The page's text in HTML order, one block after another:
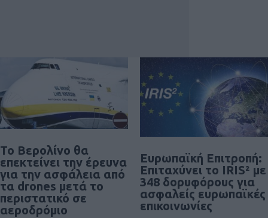
Το Βερολίνο θα
επεκτείνει την έρευνα
για την ασφάλεια από
τα drones μετά το
περιστατικό σε
αεροδρόμιο
Ευρωπαϊκή Επιτροπή:
Επιταχύνει το IRIS² με
348 δορυφόρους για
ασφαλείς ευρωπαϊκές
επικοινωνίες